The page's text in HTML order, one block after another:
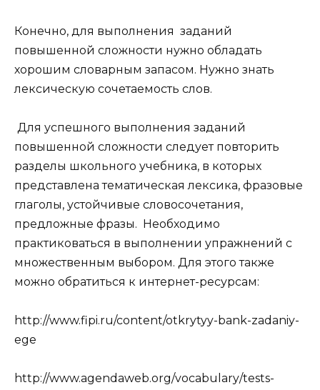
Конечно, для выполнения заданий
повышенной сложности нужно обладать
хорошим словарным запасом. Нужно знать
лексическую сочетаемость слов.
Для успешного выполнения заданий
повышенной сложности следует повторить
разделы школьного учебника, в которых
представлена тематическая лексика, фразовые
глаголы, устойчивые словосочетания,
предложные фразы. Необходимо
практиковаться в выполнении упражнений с
множественным выбором. Для этого также
можно обратиться к интернет-ресурсам:
http://www.fipi.ru/content/otkrytyy-bank-zadaniy-
ege
http://www.agendaweb.org/vocabulary/tests-